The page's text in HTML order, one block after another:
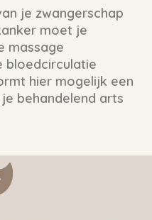
je zwangerschap
moet je
massage
bloedcirculatie
hier mogelijk een
behandelend arts